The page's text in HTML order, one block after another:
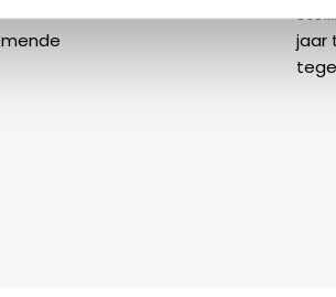
jaar